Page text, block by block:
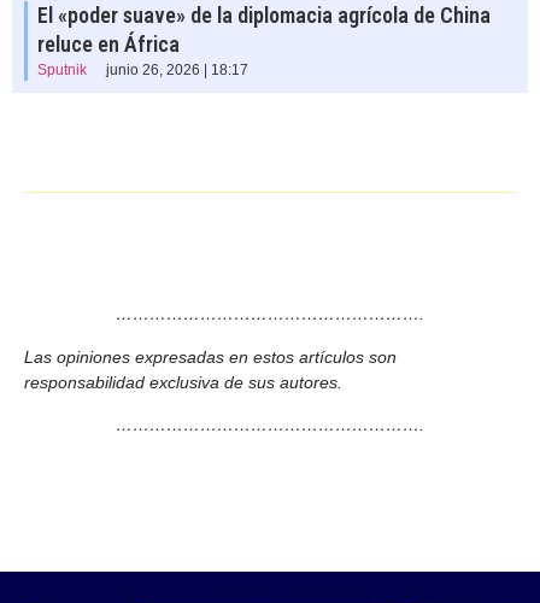
El «poder suave» de la diplomacia agrícola de China
reluce en África
Sputnik junio 26, 2026 | 18:17
……………………………………………….
Las opiniones expresadas en estos artículos son
responsabilidad exclusiva de sus autores.
……………………………………………….